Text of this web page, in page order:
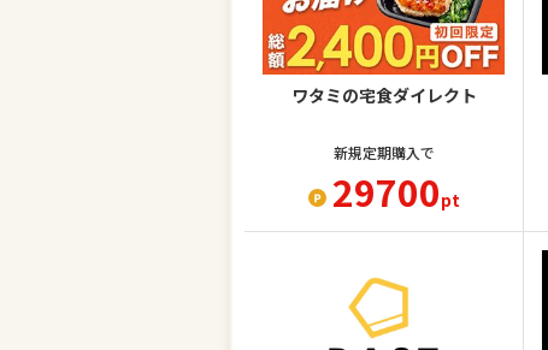
ワタミの宅食ダイレクト
新規定期購入で
29700pt